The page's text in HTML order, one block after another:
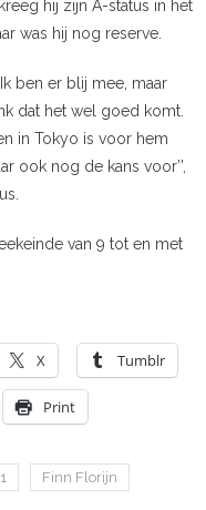
hij zijn A-status in het
was hij nog reserve.
ben er blij mee, maar
dat het wel goed komt.
in Tokyo is voor hem
ook nog de kans voor’’,
van 9 tot en met
X Tumblr
Print
Finn Florijn